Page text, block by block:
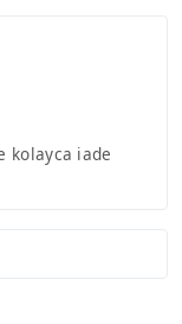
kolayca iade